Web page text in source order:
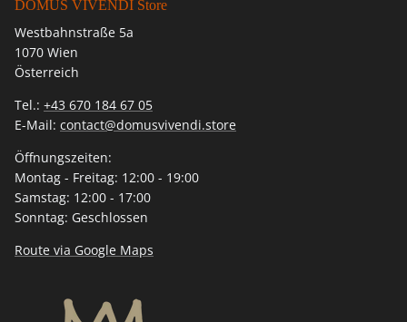
DOMUS VIVENDI Store
Westbahnstraße 5a
1070 Wien
Österreich
Tel.: +43 670 184 67 05
E-Mail: contact@domusvivendi.store
Öffnungszeiten:
Montag - Freitag: 12:00 - 19:00
Samstag: 12:00 - 17:00
Sonntag: Geschlossen
Route via Google Maps